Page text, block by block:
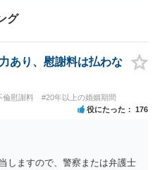
受付可能】
あり】
グ
あり、慰謝料は払わな
倫慰謝料 #20年以上の婚姻期間
役にたった 176
しますので、警察または弁護士